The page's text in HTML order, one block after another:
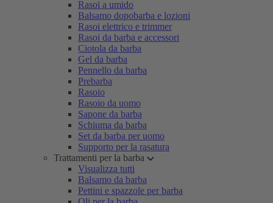
Rasoi a umido
Balsamo dopobarba e lozioni
Rasoi elettrico e trimmer
Rasoi da barba e accessori
Ciotola da barba
Gel da barba
Pennello da barba
Prebarba
Rasoio
Rasoio da uomo
Sapone da barba
Schiuma da barba
Set da barba per uomo
Supporto per la rasatura
Trattamenti per la barba
Visualizza tutti
Balsamo da barba
Pettini e spazzole per barba